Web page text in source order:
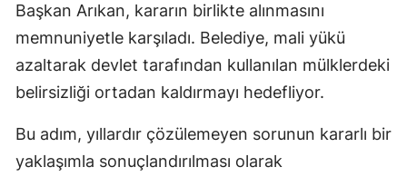
Başkan Arıkan, kararın birlikte alınmasını
memnuniyetle karşıladı. Belediye, mali yükü
azaltarak devlet tarafından kullanılan mülklerdeki
belirsizliği ortadan kaldırmayı hedefliyor.
Bu adım, yıllardır çözülemeyen sorunun kararlı bir
yaklaşımla sonuçlandırılması olarak